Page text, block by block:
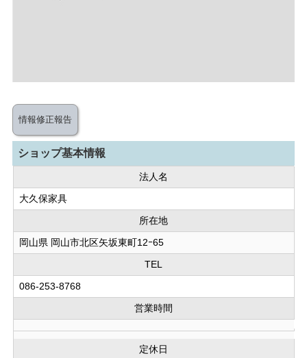
情報修正報告
ショップ基本情報
法人名
大久保家具
所在地
岡山県 岡山市北区矢坂東町12ｰ65
TEL
086-253-8768
営業時間
定休日